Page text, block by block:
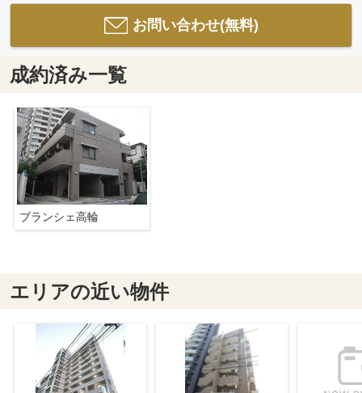
お問い合わせ(無料)
成約済み一覧
ブランシェ高輪
エリアの近い物件